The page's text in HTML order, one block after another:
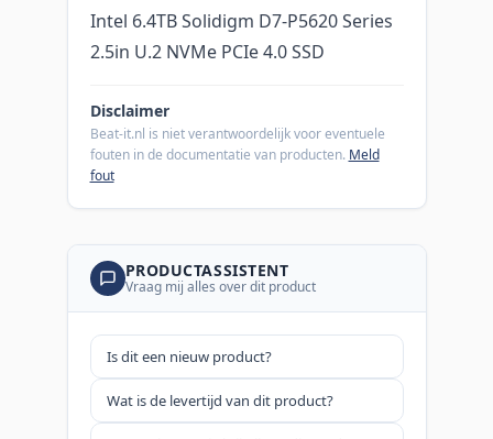
Intel 6.4TB Solidigm D7-P5620 Series
2.5in U.2 NVMe PCIe 4.0 SSD
Disclaimer
Beat-it.nl is niet verantwoordelijk voor eventuele
fouten in de documentatie van producten. Meld
fout
PRODUCTASSISTENT
Vraag mij alles over dit product
Is dit een nieuw product?
Wat is de levertijd van dit product?